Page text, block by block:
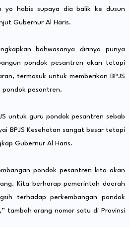
yo habis supaya dia balik ke dusun
Gubernur Al Haris.
bahwasanya dirinya punya
pondok pesantren akan tetapi
termasuk untuk memberikan BPJS
pesantren.
untuk guru pondok pesantren sebab
BPJS Kesehatan sangat besar tetapi
Gubernur Al Haris.
pondok pesantren kita akan
Kita berharap pemerintah daerah
terhadap perkembangan pondok
tambah orang nomor satu di Provinsi